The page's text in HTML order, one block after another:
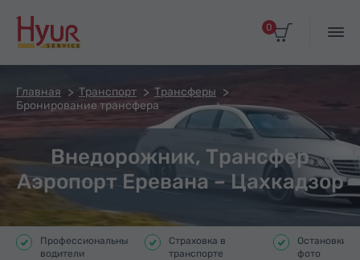
0
Главная Транспорт
Трансферы
Бронирование трансфера
Внедорожник, Трансфер
Аэропорт Еревана – Цахкадзор
Профессиональные
водители
Страховка в
транспорте
Остановки
фото